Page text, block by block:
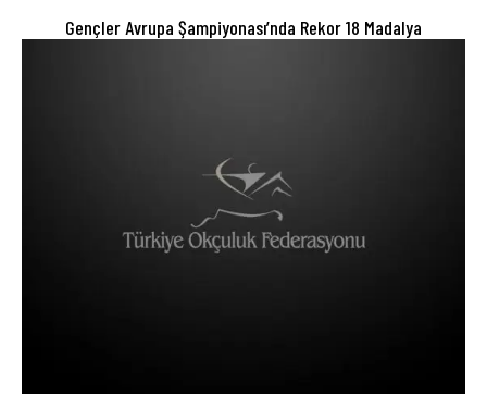
Gençler Avrupa Şampiyonası’nda Rekor 18 Madalya